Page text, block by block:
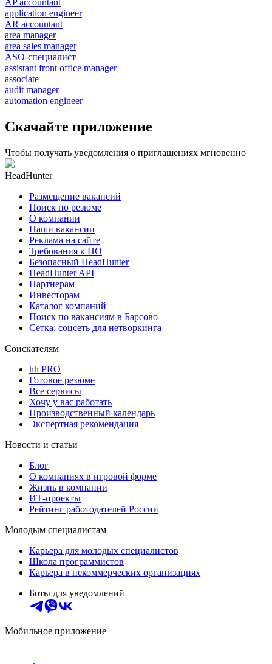
application engineer
AR accountant
area manager
area sales manager
ASO-специалист
assistant front office manager
associate
audit manager
automation engineer
Скачайте приложение
Чтобы получать уведомления о приглашениях мгновенно
HeadHunter
Размещение вакансий
Поиск по резюме
О компании
Наши вакансии
Реклама на сайте
Требования к ПО
Безопасный HeadHunter
HeadHunter API
Партнерам
Инвесторам
Каталог компаний
Поиск по вакансиям в Барсово
Сетка: соцсеть для нетворкинга
Соискателям
hh PRO
Готовое резюме
Все сервисы
Хочу у вас работать
Производственный календарь
Экспертная рекомендация
Новости и статьи
Блог
О компаниях в игровой форме
Жизнь в компании
ИТ-проекты
Рейтинг работодателей России
Молодым специалистам
Карьера для молодых специалистов
Школа программистов
Карьера в некоммерческих организациях
Боты для уведомлений
Мобильное приложение